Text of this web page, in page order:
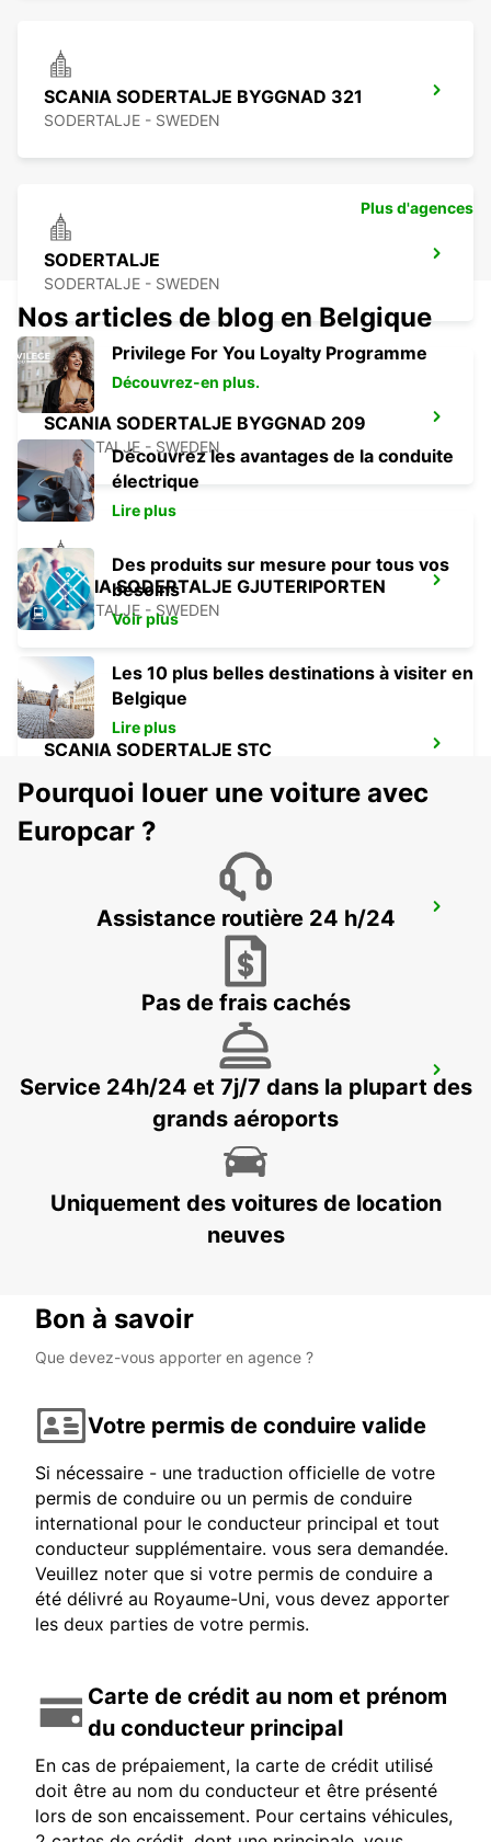
SCANIA SODERTALJE BYGGNAD 321
SODERTALJE - SWEDEN
SODERTALJE
SODERTALJE - SWEDEN
SCANIA SODERTALJE BYGGNAD 209
SODERTALJE - SWEDEN
SCANIA SODERTALJE GJUTERIPORTEN
SODERTALJE - SWEDEN
SCANIA SODERTALJE STC
SCANIA SODERTALJE CK 3
SCANIA SODERTALJE BYGGNAD 210
SODERTALJE - SWEDEN
Plus d'agences
Nos articles de blog en Belgique
Privilege For You Loyalty Programme
Découvrez-en plus.
Découvrez les avantages de la conduite
électrique
Lire plus
Des produits sur mesure pour tous vos
besoins
Voir plus
Les 10 plus belles destinations à visiter en
Belgique
Lire plus
Pourquoi louer une voiture avec
Europcar ?
Assistance routière 24 h/24
Pas de frais cachés
Service 24h/24 et 7j/7 dans la plupart des
grands aéroports
Uniquement des voitures de location
neuves
Bon à savoir
Que devez-vous apporter en agence ?
Votre permis de conduire valide
Si nécessaire - une traduction officielle de votre
permis de conduire ou un permis de conduire
international pour le conducteur principal et tout
conducteur supplémentaire. vous sera demandée.
Veuillez noter que si votre permis de conduire a
été délivré au Royaume-Uni, vous devez apporter
les deux parties de votre permis.
Carte de crédit au nom et prénom
du conducteur principal
En cas de prépaiement, la carte de crédit utilisé
doit être au nom du conducteur et être présenté
lors de son encaissement. Pour certains véhicules,